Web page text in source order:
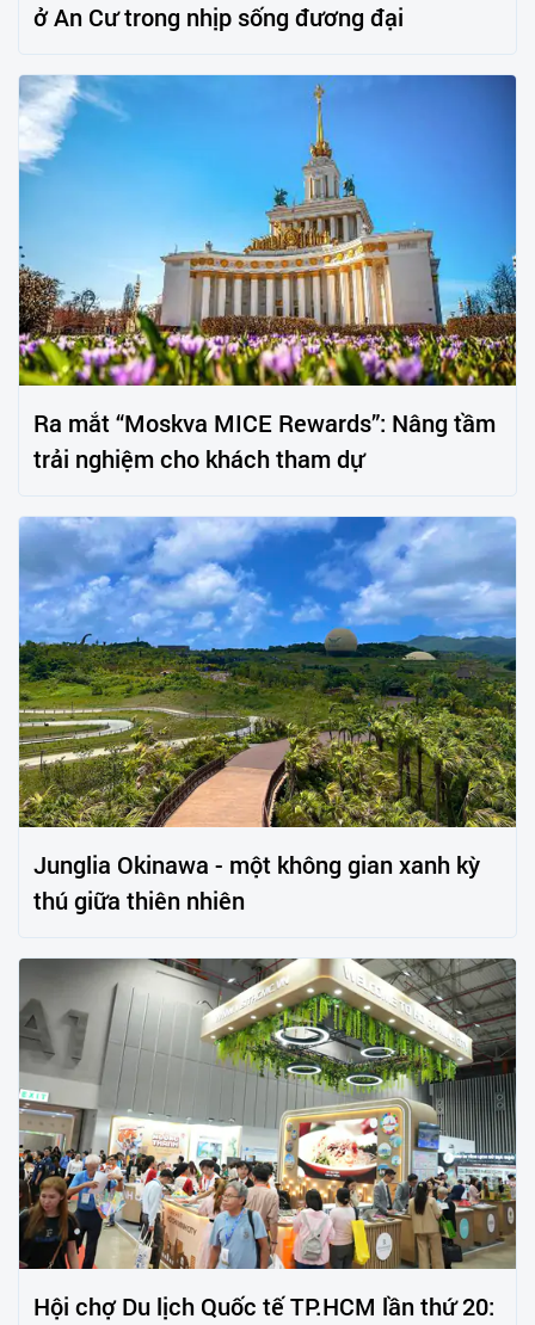
ở An Cư trong nhịp sống đương đại
Ra mắt “Moskva MICE Rewards”: Nâng tầm
trải nghiệm cho khách tham dự
Junglia Okinawa - một không gian xanh kỳ
thú giữa thiên nhiên
Hội chợ Du lịch Quốc tế TP.HCM lần thứ 20: